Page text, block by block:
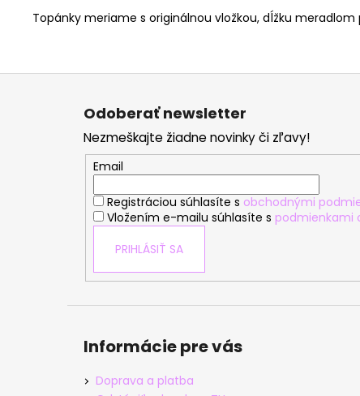
Topánky meriame s originálnou vložkou, dĺžku
Z
Odoberať newsletter
Nezmeškajte žiadne novinky či zľavy!
Email
Registráciou súhlasíte s obchodnými
Vložením e-mailu súhlasíte s podmienkami
PRIHLÁSIŤ SA
Informácie pre vás
Doprava a platba